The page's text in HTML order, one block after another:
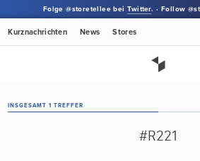
Folge @storetellee beiTwitter. · Follow
Kurznachrichten News Stores
INSGESAMT 1 TREFFER
#R221